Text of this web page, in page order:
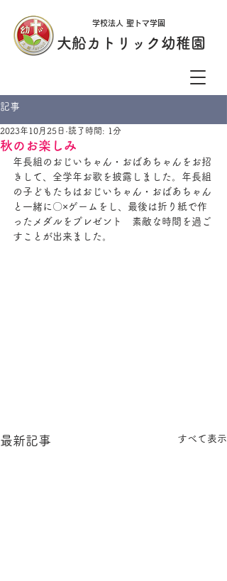
学校法人 聖トマ学園
大船カトリック幼稚園
記事
秋のお楽しみ
2023年10月25日 読了時間: 1分
年長組のおじいちゃん・おばあちゃんをお招
きして、全学年お歌を披露しました。年長組
の子どもたちはおじいちゃん・おばあちゃん
と一緒に〇×ゲームをし、最後は折り紙で作
ったメダルをプレゼント　素敵な時間を過ご
すことが出来ました。
最新記事 すべて表示